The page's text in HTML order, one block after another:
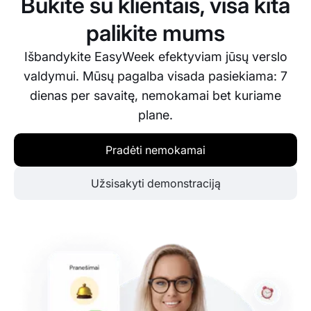
Būkite su klientais, visa kita
palikite mums
Išbandykite EasyWeek efektyviam jūsų verslo
valdymui. Mūsų pagalba visada pasiekiama: 7
dienas per savaitę, nemokamai bet kuriame
plane.
Pradėti nemokamai
Užsisakyti demonstraciją